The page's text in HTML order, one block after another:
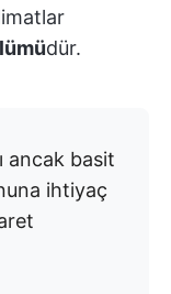
dür.
ancak basit
ihtiyaç